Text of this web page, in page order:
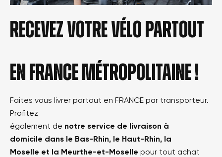
Recevez votre vélo partout
en france métropolitaine !
Faites vous livrer partout en FRANCE par transporteur.
Profitez
également de notre service de livraison à
domicile dans le Bas-Rhin, le Haut-Rhin, la
Moselle et la Meurthe-et-Moselle pour tout achat